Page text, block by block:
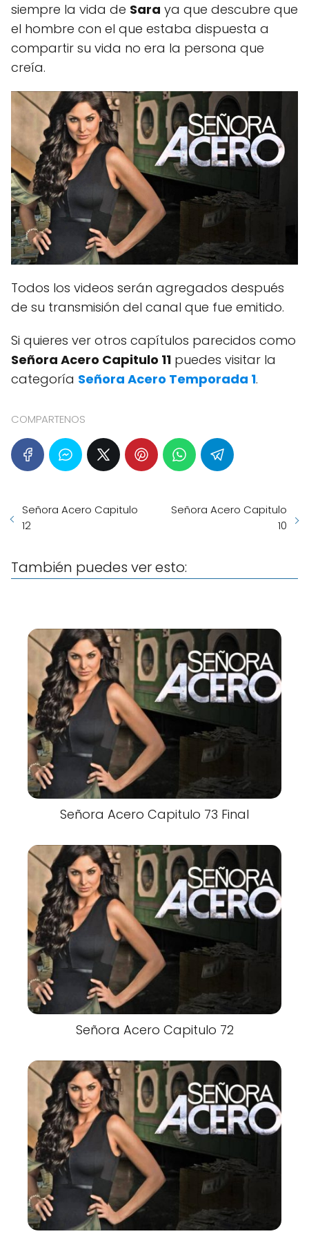
siempre la vida de Sara ya que descubre que
el hombre con el que estaba dispuesta a
compartir su vida no era la persona que
creía.
Todos los videos serán agregados después
de su transmisión del canal que fue emitido.
Si quieres ver otros capítulos parecidos como
Señora Acero Capitulo 11 puedes visitar la
categoría Señora Acero Temporada 1.
COMPARTENOS
Señora Acero Capitulo
12
Señora Acero Capitulo
10
También puedes ver esto:
Señora Acero Capitulo 73 Final
Señora Acero Capitulo 72